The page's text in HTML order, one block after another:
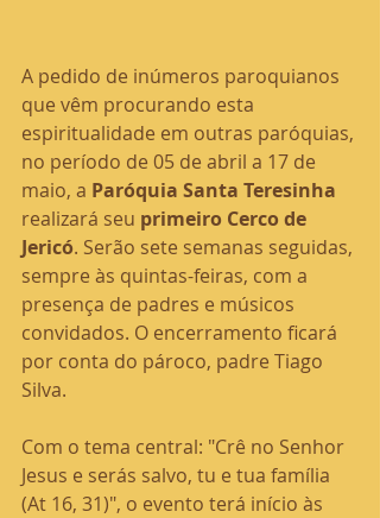
A pedido de inúmeros paroquianos
que vêm procurando esta
espiritualidade em outras paróquias,
no período de 05 de abril a 17 de
maio, a Paróquia Santa Teresinha
realizará seu primeiro Cerco de
Jericó. Serão sete semanas seguidas,
sempre às quintas-feiras, com a
presença de padres e músicos
convidados. O encerramento ficará
por conta do pároco, padre Tiago
Silva.
Com o tema central: "Crê no Senhor
Jesus e serás salvo, tu e tua família
(At 16, 31)", o evento terá início às